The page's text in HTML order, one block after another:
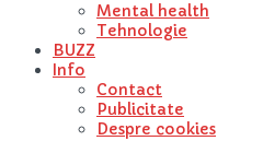
Mental health
Tehnologie
BUZZ
Info
Contact
Publicitate
Despre cookies